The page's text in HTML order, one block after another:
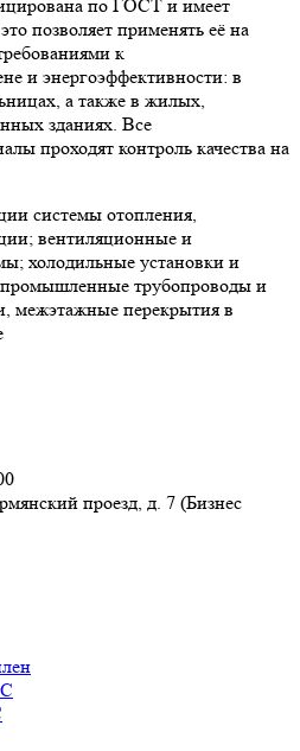
по ГОСТ и имеет
позволяет применять её на
к
и энергоэффективности: в
а также в жилых,
зданиях. Все
проходят контроль качества на
системы отопления,
вентиляционные и
холодильные установки и
промышленные трубопроводы и
межэтажные перекрытия в
проезд, д. 7 (Бизнес